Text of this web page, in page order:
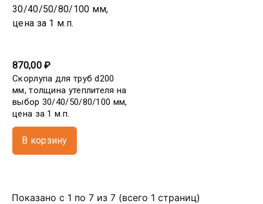
870,00 ₽
Скорлупа для труб d200
мм, толщина утеплителя на
выбор 30/40/50/80/100 мм,
цена за 1 м.п.
В корзину
Показано с 1 по 7 из 7 (всего 1 страниц)